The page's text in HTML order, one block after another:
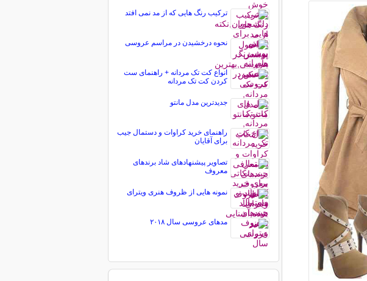
ترکیب رنگ هایی که از مد نمی افتد
نحوه درخشیدن در مراسم عروسی
انواع کت تک مردانه + راهنمای ست
کردن کت تک مردانه
جدیدترین مدل مانتو
راهنمای خرید کراوات و دستمال جیب
برای آقایان
تصاویر پیشنهادهای شاد برندهای
معروف
نمونه هایی از ظروف هنری ویترای
مدهای عروسی سال ۲۰۱۸